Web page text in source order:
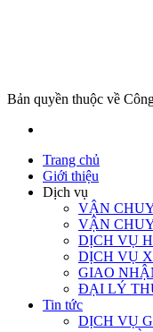
Bản quyền thuộc về
Trang chủ
Giới thiệu
Dịch vụ
VẬN
VẬN
DỊCH VỤ
DỊCH VỤ
GIAO
ĐẠI LÝ
Tin tức
DỊCH VỤ